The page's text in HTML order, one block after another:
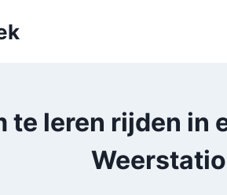
te leren rijden in